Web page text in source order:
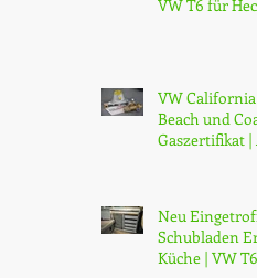
VW T6 für
VW California
Beach und
Gaszertifikat
Neu
Schubladen
Küche | VW